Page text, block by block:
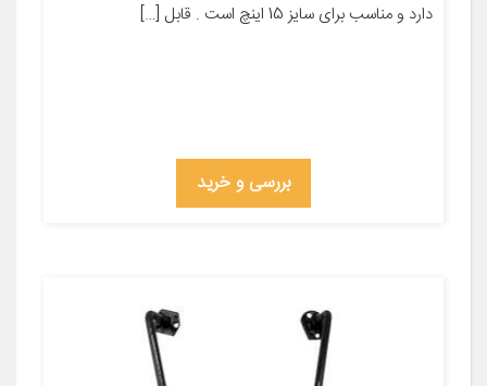
دارد و مناسب برای سایز 15 اینچ است . قابل […]
بررسی و خرید